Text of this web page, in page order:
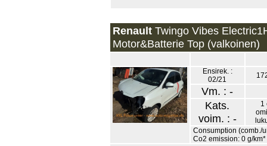
RenaultTwingo Vibes
Motor&Batterie Top (valkoinen)
Ensirek. :
02/21
Vm. : -
Kats.
voim. : -
1
Consumption (comb./
Co2 emission: 0 g/km*